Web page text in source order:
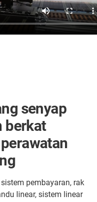
senyap
berkat
pembayaran, rak
linear, sistem linear